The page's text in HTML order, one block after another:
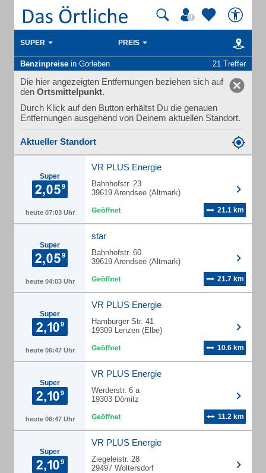
SUPER PREIS
Benzinpreise in Gorleben 21 Treffer
Die hier angezeigten Entfernungen beziehen sich auf
den Ortsmittelpunkt.
Durch Klick auf den Button erhältst Du die genauen
Entfernungen ausgehend von Deinem aktuellen Standort.
Aktueller Standort
Super
heute 07:03 Uhr
VR PLUS Energie
Bahnhofstr. 23
39619 Arendsee (Altmark)
21.1 km
Super
heute 04:03 Uhr
star
Bahnhofstr. 60
39619 Arendsee (Altmark)
21.7 km
Super
heute 06:47 Uhr
VR PLUS Energie
Hamburger Str. 41
19309 Lenzen (Elbe)
10.6 km
Super
heute 06:47 Uhr
VR PLUS Energie
Werderstr. 6 a
19303 Dömitz
11.2 km
Super
VR PLUS Energie
Ziegeleistr. 28
29497 Woltersdorf